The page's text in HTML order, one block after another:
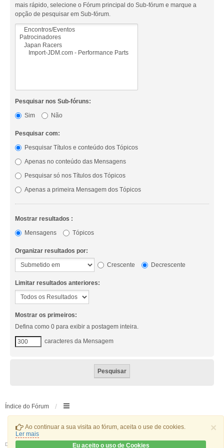
×
Ao continuar a sua visita ao fórum, aceita o use de cookies.
Ler mais
Eu aceito o uso de Cookies
mais rápido, selecione o Fórum principal do Sub-fórum e marque a
opção de pesquisar em Sub-fórum.
Pesquisar nos Sub-fóruns:
Sim
Não
Pesquisar com:
Pesquisar Títulos e conteúdo dos Tópicos
Apenas no conteúdo das Mensagens
Pesquisar só nos Títulos dos Tópicos
Apenas a primeira Mensagem dos Tópicos
Mostrar resultados :
Mensagens
Tópicos
Organizar resultados por:
Crescente
Decrescente
Limitar resultados anteriores:
Mostrar os primeiros:
Defina como 0 para exibir a postagem inteira.
caracteres da Mensagem
Índice do Fórum
Desenvolvido por ® Forum Software © phpBB Limited